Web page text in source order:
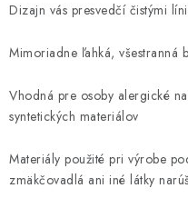
Dizajn vás presvedčí čistými
Mimoriadne ľahká, všestranná
Vhodná pre osoby alergické
syntetických materiálov
Materiály použité pri výrobe
zmäkčovadlá ani iné látky